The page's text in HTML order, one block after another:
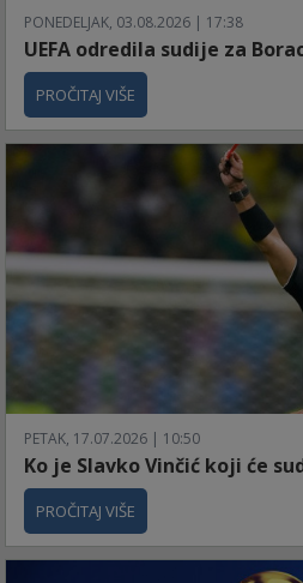
PONEDELJAK, 03.08.2026 | 17:38
UEFA odredila sudije za
PROČITAJ VIŠE
PETAK, 17.07.2026 | 10:50
Ko je Slavko Vinčić koji će
PROČITAJ VIŠE